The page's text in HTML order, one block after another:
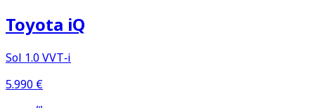
Toyota iQ
Sol 1.0 VVT‑i
5.990 €